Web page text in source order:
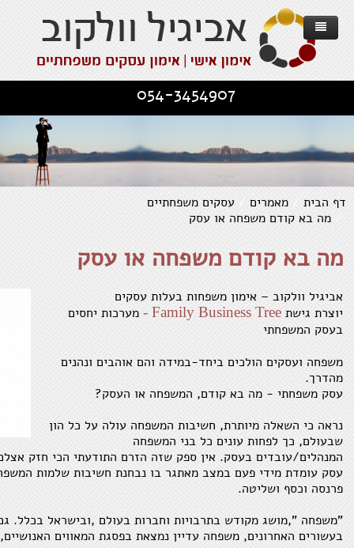
דף הבית מאמרים
עסקים משפחתיים
מה בא קודם משפחה או עסק
מה בא קודם משפחה או עסק
אביגיל וולקוב – אימון משפחות בעלות עסקים
יוצרת גישת Family Business Tree -
מערכות יחסים
בעסק המשפחתי
משפחה ועסקים הולכים ביחד-במידה והם אוהבים ונהנים
מהדרך.
עסק משפחתי - מה בא קודם, המשפחה או העסק?
נראה כי השאלה מיותרת, חשיבות המשפחה עולה על כל הון
שבעולם, כך לפחות עונים כל בני המשפחה
המנהלים/עובדים בעסק. אין ספק שזה הזרם התודעתי הכי חזק
עסק עומדת מידי פעם במצב מאתגר בו נבחנת חשיבות שלמות
פרנסה וכסף ושליטה.
"משפחה ",מושג מקודש בתרבויות וחברות בעולם ,ובישראל בכלל.
בעשורים האחרונים, משפחה עדיין נמצאת בפסגת המאווים
אימון אישי - מוטיבציה להשגת מטרות
אימון אישי - קשרים יחסים וזוגיות
אימון להתפתחות אישית - שחרור מעכבות
אימון למודעות והערכה עצמית
אימון עסקים משפחתיים
Family Business Tree - הגישה
שירותים
עסקים וחברות
פרוייקט "מנהלים-מאומנים"
סדנא לניהול
עסקים משפחתיים
תחומים לאימון אישי
מאמרים כלליים
מספרים עליי
ממליצים וחוויות אישיות
יצירת קשר